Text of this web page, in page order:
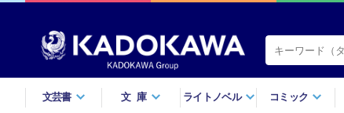
文芸書 文庫 ライトノベル コミック